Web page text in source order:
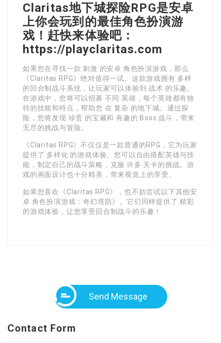
Claritas地下城探险RPG是安卓
上你会玩到的最佳角色扮演游
戏！赶快来体验吧：
https://playclaritas.com
如果您在寻找一款 刺激 的安卓 角色扮演游戏，那么
《Claritas RPG》绝对值得一试。这款游戏拥有 多样
的回合制战斗系统，让玩家可以体验到 战术 的乐趣。
在游戏中，您将可以招募 不同 英雄，每个英雄都有独
特的技能和特点，帮助您 在 复杂 的地下城。通过探
险，您将发现 珍贵 的宝藏和 有趣的 Boss 战斗，带来
无尽的挑战与冒险。
《Claritas RPG》不仅仅是一款普通的RPG，它为玩家
提供了 多样化 的游戏体验。您可以自由搭配英雄与技
能，制定自己的战斗策略，克服 许多 关卡的挑战。游
戏的画面设计也十分精美，带来视觉上的享受。
如果您喜欢《Claritas RPG》，也不妨尝试以下其他安
卓 角色扮演游戏：奇幻塔防》。它们同样提供了 精彩
的游戏体验，让您享受回合制战斗的乐趣！
Send Message
Contact Form